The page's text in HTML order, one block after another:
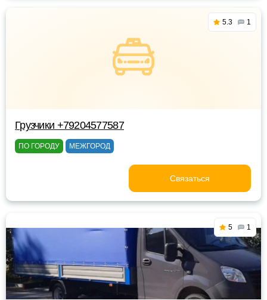
5.3 1
Грузчики +79204577587
ПО ГОРОДУ МЕЖГОРОД
Связаться
5 1